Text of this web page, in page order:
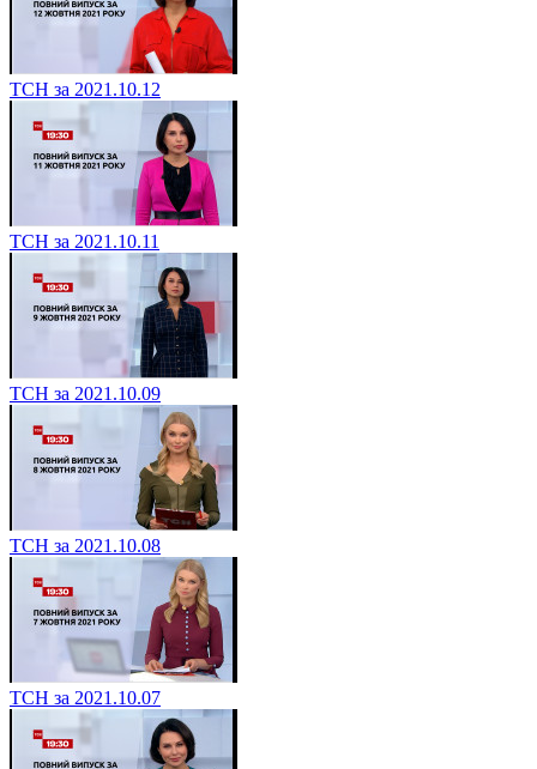
ТСН за 2021.10.12
ТСН за 2021.10.11
ТСН за 2021.10.09
ТСН за 2021.10.08
ТСН за 2021.10.07